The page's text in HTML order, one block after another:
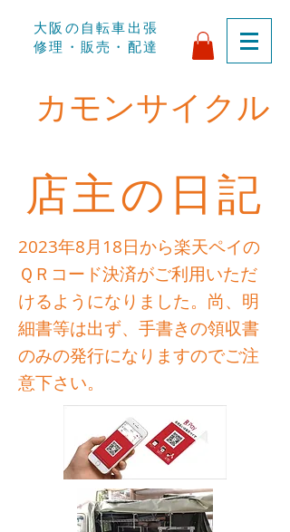
​大阪の自転車出張
修理・販売・配達
​カモンサイクル
​店主の日記
2023年8月18日から楽天ペイの
ＱＲコード決済​がご利用いただ
けるようになりました。尚、明
細書等は出ず、手書きの領収書
のみの発行になりますのでご注
意下さい。